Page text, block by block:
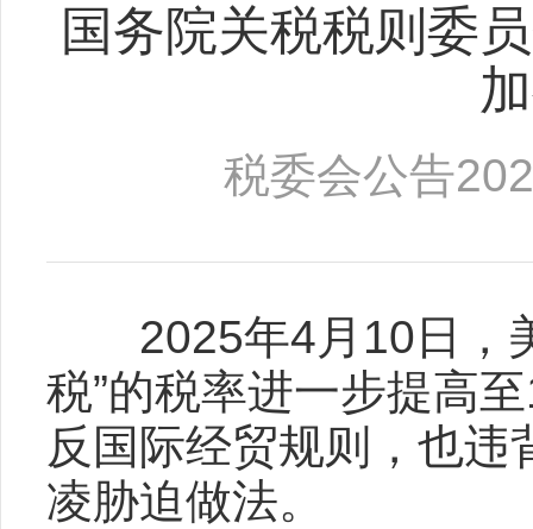
国务院关税税则委
税委会公告
2025年4月10日，美
税”的税率进一步提高
反国际经贸规则，也
凌胁迫做法。